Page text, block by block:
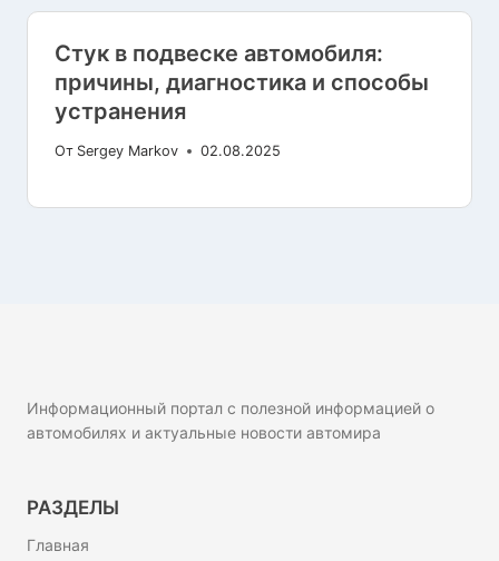
Стук в подвеске автомобиля:
причины, диагностика и способы
устранения
От Sergey Markov 02.08.2025
Информационный портал с полезной информацией о
автомобилях и актуальные новости автомира
РАЗДЕЛЫ
Главная